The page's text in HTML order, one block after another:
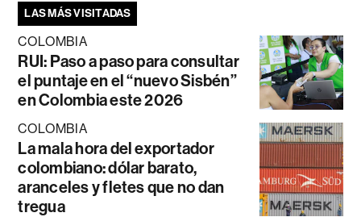
LAS MÁS VISITADAS
COLOMBIA
RUI: Paso a paso para consultar
el puntaje en el “nuevo Sisbén”
en Colombia este 2026
COLOMBIA
La mala hora del exportador
colombiano: dólar barato,
aranceles y fletes que no dan
tregua